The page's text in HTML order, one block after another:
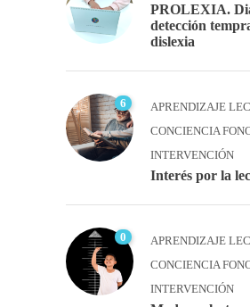
PROLEXIA.
detección
dislexia
6 APRENDIZAJE
CONCIENCIA
INTERVENCIÓN
Interés por la
0 APRENDIZAJE
CONCIENCIA
INTERVENCIÓN